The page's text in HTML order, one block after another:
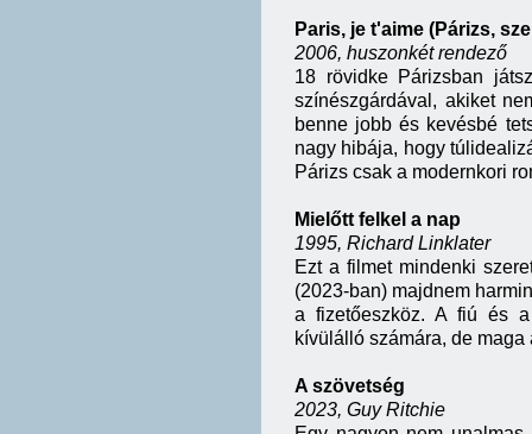
Paris, je t'aime (Párizs,
2006, huszonkét rendező
18 rövidke Párizsban
színészgárdával, akiket
benne jobb és kevésbé
nagy hibája, hogy
Párizs csak a modernkori
Mielőtt felkel a nap
1995, Richard Linklater
Ezt a filmet mindenki
(2023-ban) majdnem
a fizetőeszköz. A fiú és
kívülálló számára, de
A szövetség
2023, Guy Ritchie